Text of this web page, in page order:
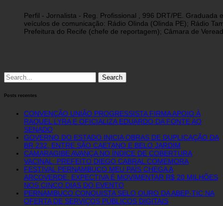
Perfil - Jornalista - Reg. Profissional , 996 DRT/PE.
veículos de comunicação: Rádio Olinda (Olinda PE); Rádio
Prefeitura do Recife (chefe de reportagem); Câmara de
Search
for:
Posts recentes
CONVENÇÃO UNIÃO PROGRESSISTA FIRMA APOIO À
RAQUEL LYRA E OFICIALIZA EDUARDO DA FONTE AO
SENADO
GOVERNO DO ESTADO INICIA OBRAS DE DUPLICAÇÃO DA
BR 232, ENTRE SÃO CAETANO E BELO JARDIM
CAMARAGIBE AVANÇA NO ÍNDICE DE COBERTURA
VACINAL: PREFEITO DIEGO CABRAL COMEMORA
FESTIVAL PERNAMBUCO MEU PAÍS CHEGA A
ARCOVERDE: EXPECTIVA É MOVIMENTAR R$ 20 MILHÕES
NOS CINCO DIAS DO EVENTO
PERNAMBUCO CONQUISTA SELO OURO DA ABEP-TIC NA
OFERTA DE SERVIÇOS PÚBLICOS DIGITAIS